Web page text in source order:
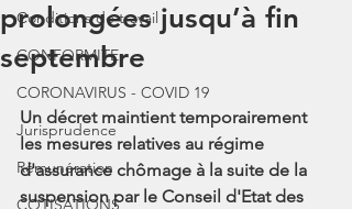
Conditions de travail
CONFORMITE
CORONAVIRUS - COVID 19
Jurisprudence
Rémunération
COTISATIONS
prolongées jusqu’à fin
septembre
Un décret maintient temporairement
les mesures relatives au régime
d'assurance chômage à la suite de la
suspension par le Conseil d'Etat des